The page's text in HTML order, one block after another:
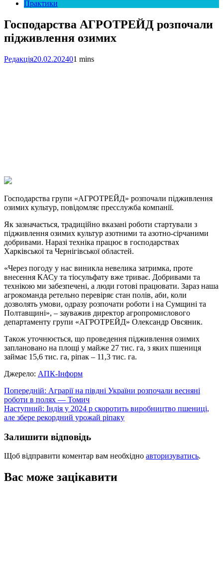
Практики
Господарства АГРОТРЕЙД розпочали
підживлення озимих
Редакція20.02.202401 mins
Link
Print
Господарства групи «АГРОТРЕЙД» розпочали підживлення
озимих культур, повідомляє пресслужба компанії.
Як зазначається, традиційно вказані роботи стартували з
підживлення озимих культур азотними та азотно-сірчаними
добривами. Наразі техніка працює в господарствах
Харківської та Чернігівської областей.
«Через погоду у нас виникла невелика затримка, проте
внесення КАСу та тіосульфату вже триває. Добривами та
технікою ми забезпечені, а люди готові працювати. Зараз наша
агрокоманда ретельно перевіряє стан полів, аби, коли
дозволять умови, одразу розпочати роботи і на Сумщині та
Полтавщині», – зауважив директор агропромислового
департаменту групи «АГРОТРЕЙД» Олександр Овсяник.
Також уточнюється, що проведення підживлення озимих
заплановано на площі у майже 27 тис. га, з яких пшениця
займає 15,6 тис. га, ріпак – 11,3 тис. га.
Джерело: АПК-Інформ
Навігація
записів
Попередній: Аграрії на півдні України розпочали весняні
роботи в полях — Томич
Наступний: Індія у 2024 р скоротить виробництво пшениці,
але збере рекордний урожай ріпаку
Залишити відповідь
Щоб відправити коментар вам необхідно авторизуватись.
Вас може зацікавити